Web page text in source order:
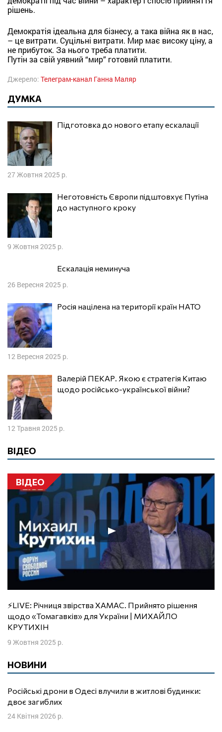
рішень.
Демократія ідеальна для бізнесу, а така війна як в нас,
– це витрати. Суцільні витрати. Мир має високу ціну, а
не прибуток. За нього треба платити.
Путін за свій уявний “мир” готовий платити.
Джерело: Телеграм-канал Ганна Маляр
ДУМКА
Підготовка до нового етапу ескалації
27 Жовтня 2025 р.
Неготовність Європи підштовхує Путіна
до наступного кроку
9 Жовтня 2025 р.
Ескалація неминуча
26 Вересня 2025 р.
Росія націлена на території країн НАТО
12 Вересня 2025 р.
Валерій ПЕКАР. Якою є стратегія Китаю
щодо російсько-української війни?
12 Травня 2025 р.
ВІДЕО
ВІДЕО
⚡️LIVE: Річниця звірства ХАМАС. Прийнято рішення
щодо «Томагавків» для України | МИХАЙЛО
КРУТИХІН
9 Жовтня 2025 р.
НОВИНИ
Російські дрони в Одесі влучили в житлові будинки:
двоє загиблих
24 Квітня 2026 р.